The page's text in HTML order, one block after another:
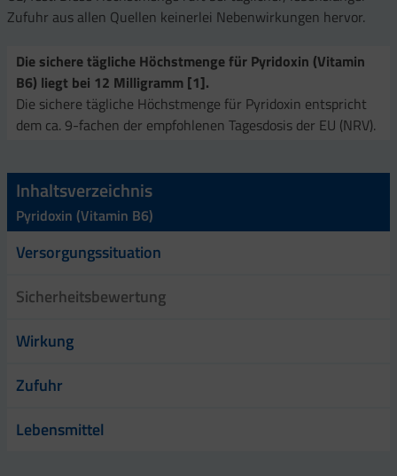
Zufuhr aus allen Quellen keinerlei Nebenwirkungen hervor.
Die sichere tägliche Höchstmenge für Pyridoxin (Vitamin
B6) liegt bei 12 Milligramm [1].
Die sichere tägliche Höchstmenge für Pyridoxin entspricht
dem ca. 9-fachen der empfohlenen Tagesdosis der EU (NRV).
Inhaltsverzeichnis
Pyridoxin (Vitamin B6)
Versorgungssituation
Sicherheitsbewertung
Wirkung
Zufuhr
Lebensmittel